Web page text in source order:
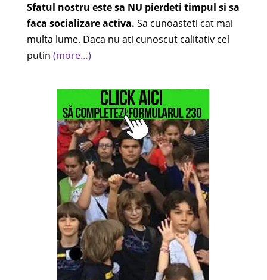
Sfatul nostru este sa NU pierdeti timpul si sa
faca socializare activa. Sa cunoasteti cat mai
multa lume. Daca nu ati cunoscut calitativ cel
putin (more…)